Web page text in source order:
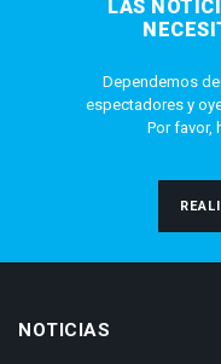
LAS
Dependemos
espectadores y
Por favor,
NOTICIAS